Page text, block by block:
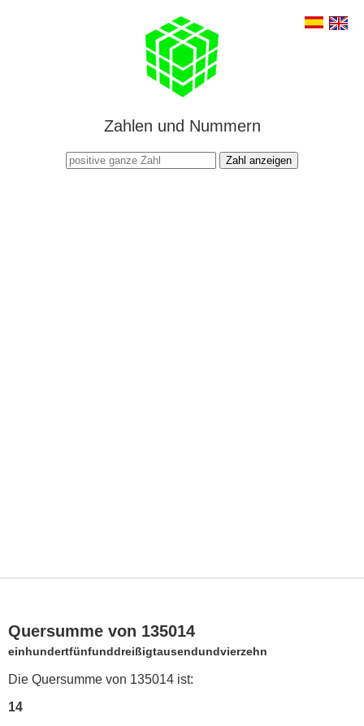
Zahlen und Nummern
Zahl anzeigen
Quersumme von 135014
einhundertfünfunddreißigtausendundvierzehn
Die Quersumme von 135014 ist:
14